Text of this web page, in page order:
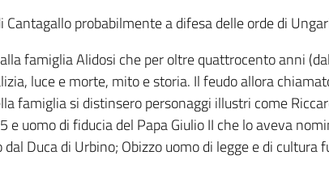
probabilmente a difesa delle orde di
famiglia Alidosi che per oltre quattrocento anni
luce e morte, mito e storia. Il feudo allora
famiglia si distinsero personaggi illustri come
uomo di fiducia del Papa Giulio II che lo aveva
Duca di Urbino; Obizzo uomo di legge e di